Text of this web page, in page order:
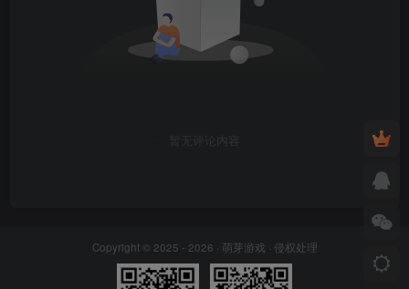
暂无评论内容
Copyright © 2025 - 2026 · 萌芽游戏 · 侵权处理